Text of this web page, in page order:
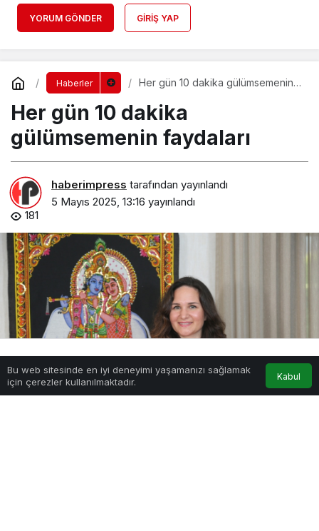
YORUM GÖNDER GIRIŞ YAP
Haberler
Her gün 10 dakika gülümsemenin
Her gün 10 dakika
gülümsemenin faydaları
haberimpress tarafından yayınlandı
5 Mayıs 2025, 13:16 yayınlandı
181
Bu web sitesinde en iyi deneyimi yaşamanızı sağlamak
için çerezler kullanılmaktadır.
Kabul
Anasayfa Akış Hesabım